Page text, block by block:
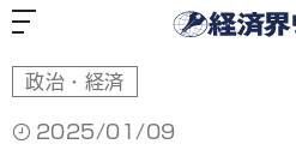
政治・経済
2025/01/09